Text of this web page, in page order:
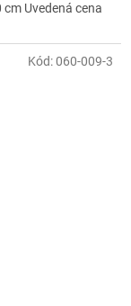
Uvedená cena
Kód:060-009-3